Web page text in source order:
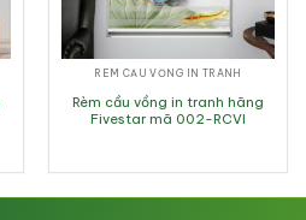
RÈM CẦU VỒNG IN TRANH
Rèm cầu vồng in tranh hãng
Fivestar mã 002-RCVI